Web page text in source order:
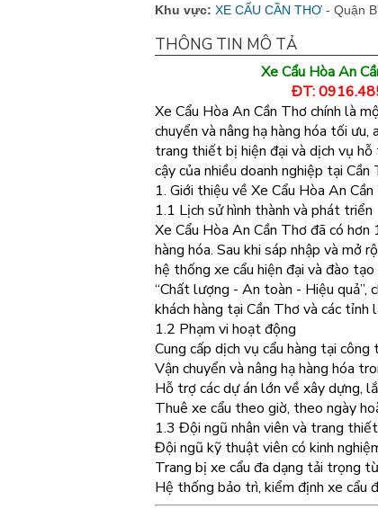
Khu vực: XE CẨU CẦN THƠ - Quận
THÔNG TIN MÔ TẢ
Xe Cẩu Hòa An
ĐT:
Xe Cẩu Hòa An Cần Thơ chính là
chuyển và nâng hạ hàng hóa tối
trang thiết bị hiện đại và dịch vụ
cậy của nhiều doanh nghiệp tại Cần
1. Giới thiệu về Xe Cẩu Hòa An
1.1 Lịch sử hình thành và phát triển
Xe Cẩu Hòa An Cần Thơ đã có
hàng hóa. Sau khi sáp nhập và mở
hệ thống xe cẩu hiện đại và đào
“Chất lượng - An toàn - Hiệu quả”,
khách hàng tại Cần Thơ và các tỉnh
1.2 Phạm vi hoạt động
Cung cấp dịch vụ cẩu hàng tại
Vận chuyển và nâng hạ hàng hóa
Hỗ trợ các dự án lớn về xây dựng,
Thuê xe cẩu theo giờ, theo ngày
1.3 Đội ngũ nhân viên và trang
Đội ngũ kỹ thuật viên có kinh
Trang bị xe cẩu đa dạng tải trọng
Hệ thống bảo trì, kiểm định xe cẩu